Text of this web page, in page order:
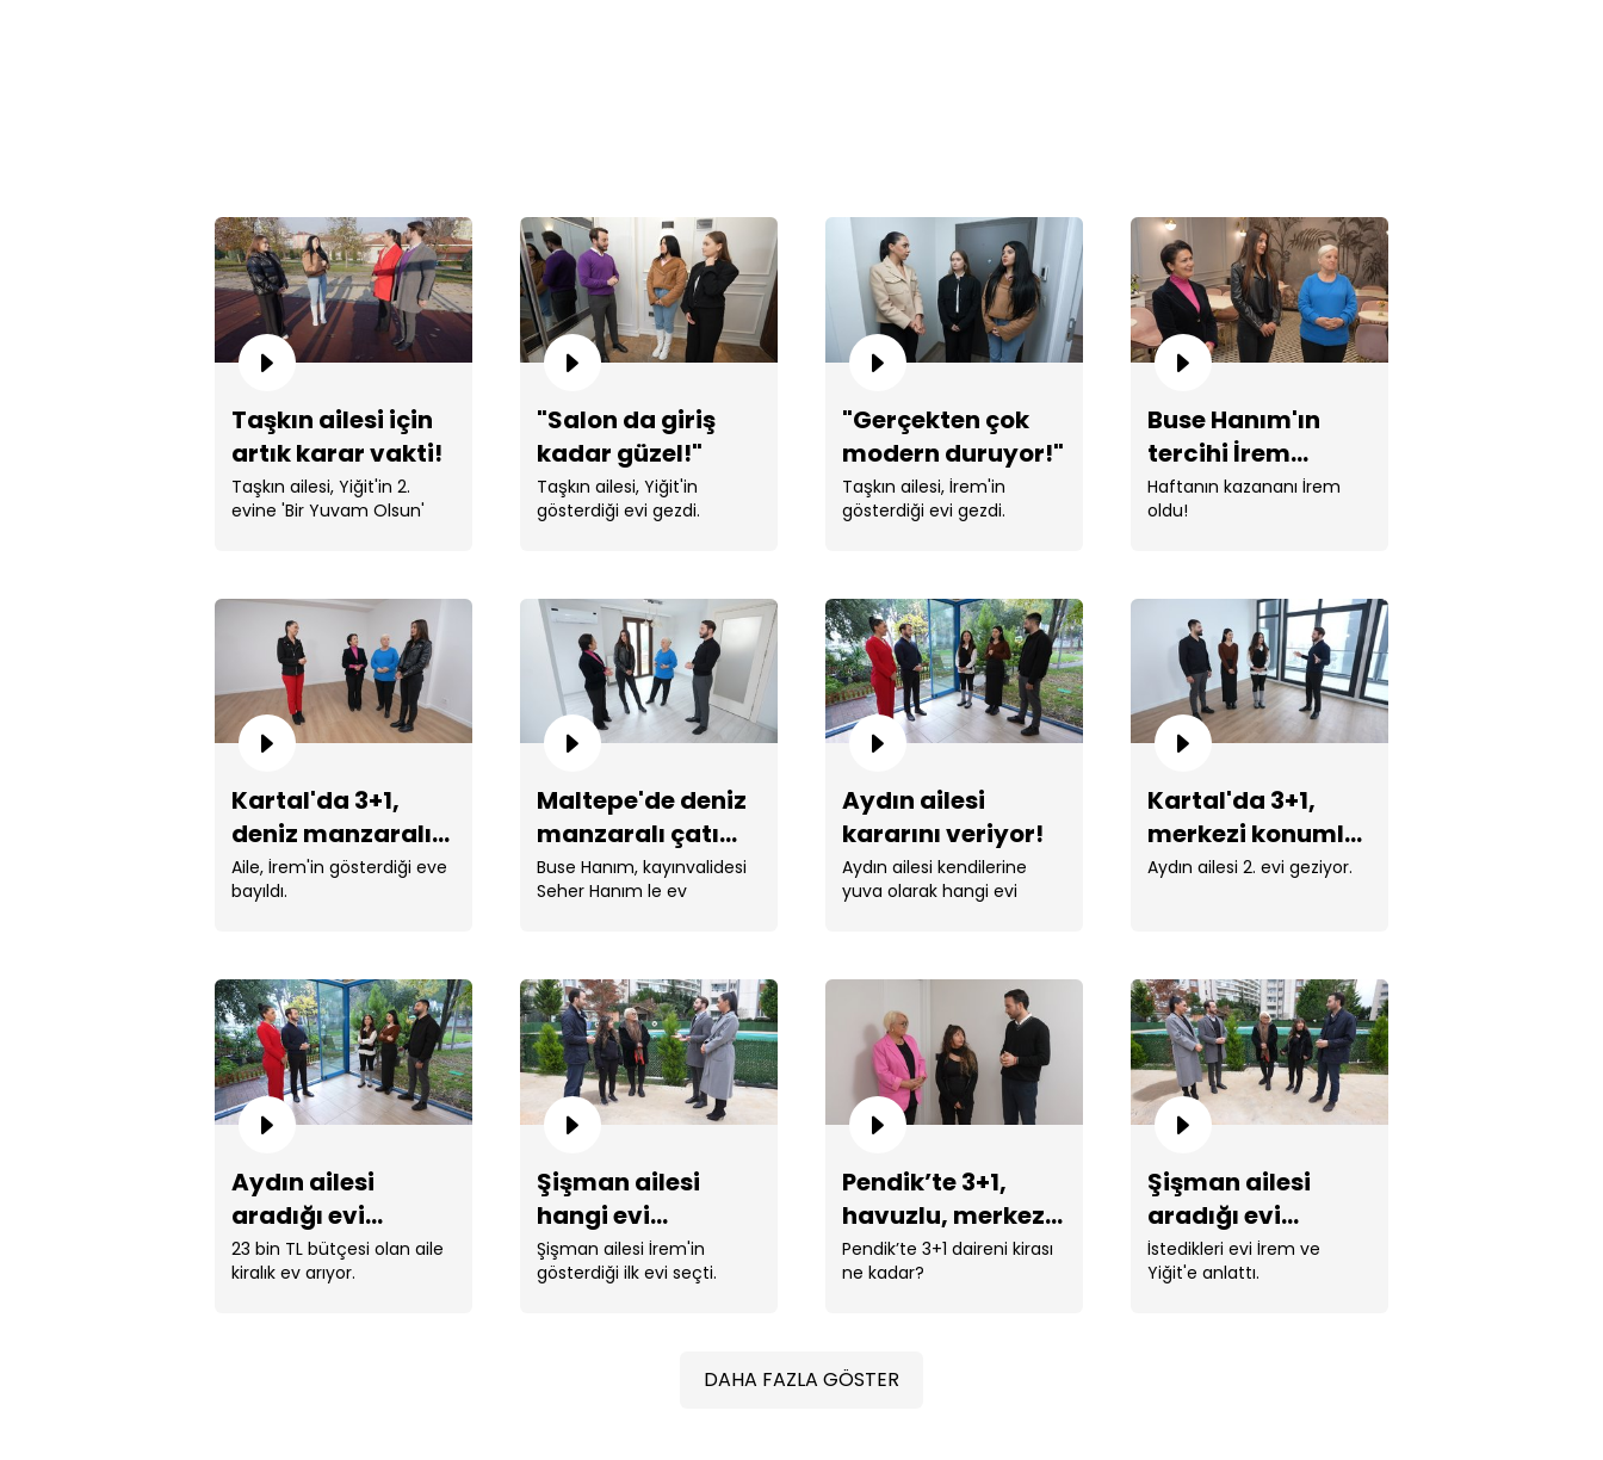
Şişman ailesi aradığı evi
bulabilecek mi?
aydınlık daire!
Gerginliğe İrem'den müdahele!
Solmaz ailesi için artık karar
vakti!
Taşkın ailesi için
artık karar vakti!
Taşkın ailesi, Yiğit'in 2.
evine 'Bir Yuvam Olsun'
"Salon da giriş
kadar güzel!"
Taşkın ailesi, Yiğit'in
gösterdiği evi gezdi.
"Gerçekten çok
modern duruyor!"
Taşkın ailesi, İrem'in
gösterdiği evi gezdi.
Buse Hanım'ın
tercihi İrem
Cengiz'in ikinci
evi oldu!
Haftanın kazananı İrem
oldu!
Kartal'da 3+1,
deniz manzaralı
daireyi
beğenecekler mi?
Aile, İrem'in gösterdiği eve
bayıldı.
Maltepe'de deniz
manzaralı çatı
katı daire!
Buse Hanım, kayınvalidesi
Seher Hanım le ev
Aydın ailesi
kararını veriyor!
Aydın ailesi kendilerine
yuva olarak hangi evi
Kartal'da 3+1,
merkezi konumlu
daire!
Aydın ailesi 2. evi geziyor.
Aydın ailesi
aradığı evi
bulabilecek mi?
23 bin TL bütçesi olan aile
kiralık ev arıyor.
Şişman ailesi
hangi evi
seçecek?
Şişman ailesi İrem'in
gösterdiği ilk evi seçti.
Pendik’te 3+1,
havuzlu, merkezi
konumlu daire!
Pendik’te 3+1 daireni kirası
ne kadar?
Şişman ailesi
aradığı evi
bulabilecek mi?
İstedikleri evi İrem ve
Yiğit'e anlattı.
DAHA FAZLA GÖSTER